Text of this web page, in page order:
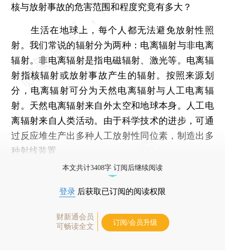
核与放射事故的危害范围和程度究竟有多大？
生活在地球上，每个人都无法避免放射性照
射。我们常说的辐射分为两种：电离辐射与非电离
辐射。非电离辐射是指电磁辐射、激光等。电离辐
射指核辐射或放射事故产生的辐射。按照来源划
分，电离辐射可分为天然电离辐射与人工电离辐
射。天然电离辐射来自外太空和地球本身。人工电
离辐射来自人类活动。由于科学技术的进步，可通
过反应堆生产出多种人工放射性同位素，制造出多
种射线装置。
本文共计3408字 订阅后继续阅读
登录 后获取已订阅的阅读权限
财新通会员
可畅读全文
订阅/会员升级